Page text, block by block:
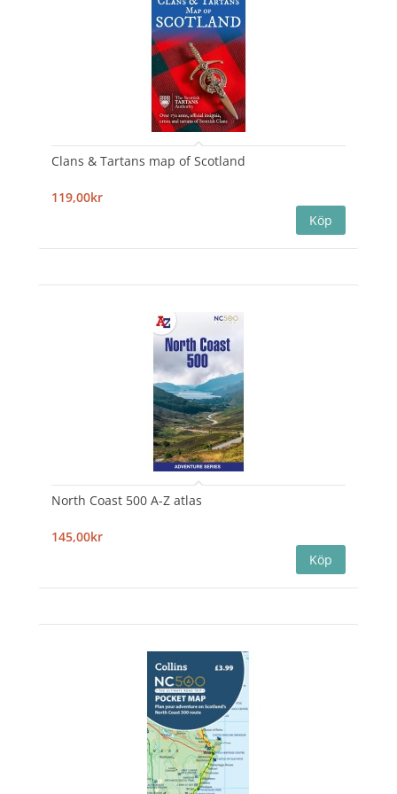
Clans & Tartans map of Scotland
119,00kr
North Coast 500 A-Z atlas
145,00kr